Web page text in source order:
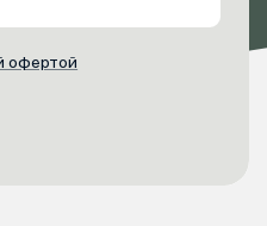
офертой